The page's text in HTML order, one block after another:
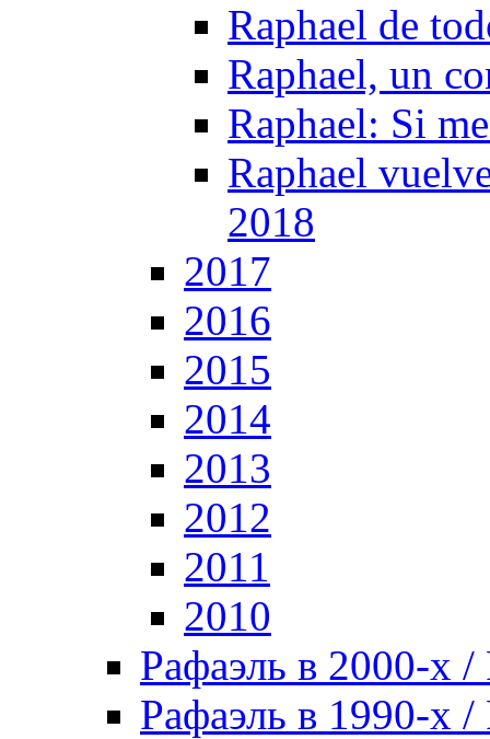
Raphael de
Raphael, un
Raphael: Si
Raphael
2018
2017
2016
2015
2014
2013
2012
2011
2010
Рафаэль в 2000-х /
Рафаэль в 1990-х /